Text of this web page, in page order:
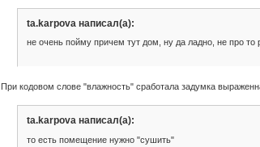
ta.karpova написал(а):
не очень пойму причем тут дом, ну да ладно, не про то
При кодовом слове "влажность" сработала задумка
ta.karpova написал(а):
то есть помещение нужно "сушить"